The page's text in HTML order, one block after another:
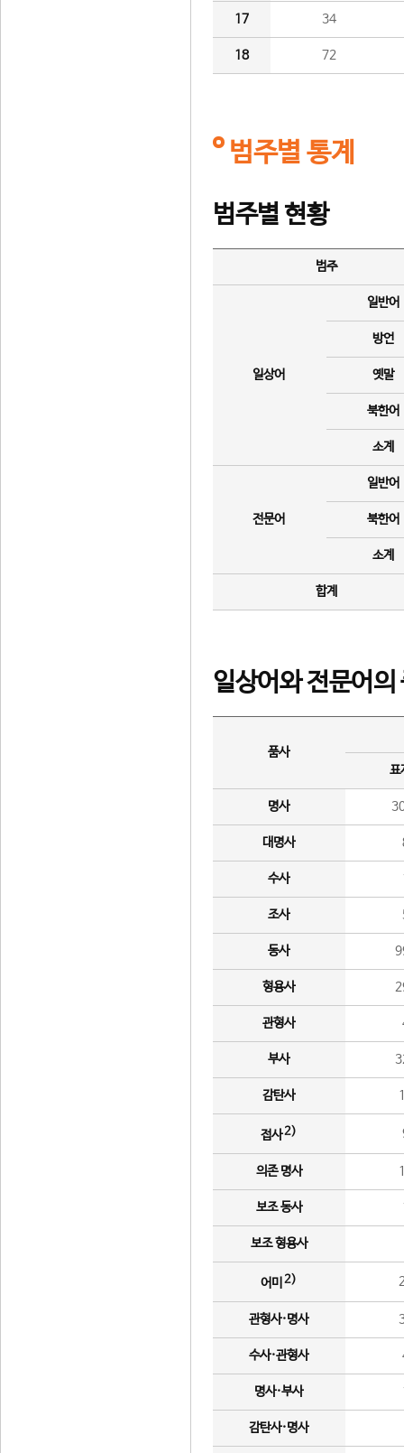
17 34
18 72
범주별 통계
범주별 현황
범주
일상어
일반어
방언
옛말
북한어
소계
전문어
일반어
북한어
소계
합계
일상어와 전문어의
품사
표
명사
대명사
수사
조사
동사
형용사
관형사
부사
감탄사
접사2)
의존 명사
보조 동사
보조 형용사
어미 2)
관형사·명사
수사·관형사
명사·부사
감탄사·명사